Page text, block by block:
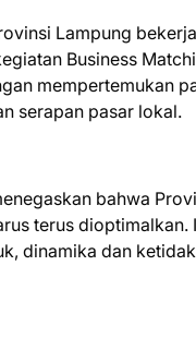
Lampung
Business
mempertemukan
serapan pasar lokal.
bahwa
terus
dinamika dan